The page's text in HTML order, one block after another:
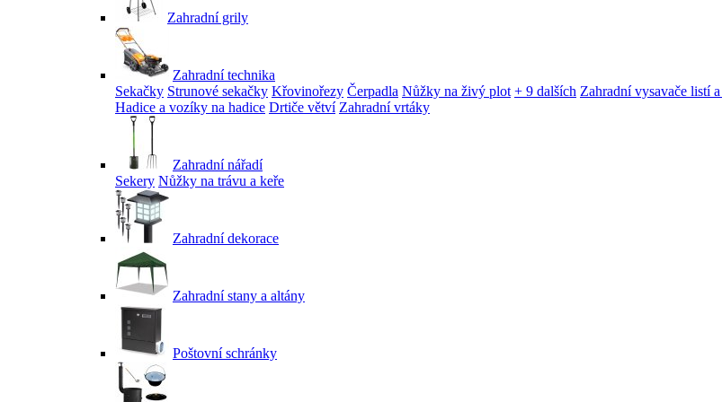
Zahradní grily
Zahradní technika
Sekačky Strunové sekačky Křovinořezy Čerpadla Nůžky na živý plot + 9 dalších Zahradní vysavače listí
Hadice a vozíky na hadice Drtiče větví Zahradní vrtáky
Zahradní nářadí
Sekery Nůžky na trávu a keře
Zahradní dekorace
Zahradní stany a altány
Poštovní schránky